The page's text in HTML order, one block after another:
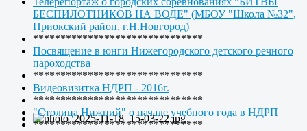
БЕСПИЛОТНИКОВ НА ВОДЕ" (МБОУ "Школа №32",
Приокский район, г.Н.Новгород)
*******************************
Посвящение в юнги Нижегородского детского речного
пароходства
*******************************
Видеовизитка НДРП - 2016г.
*******************************
"Столица Нижний" о начале учебного года в НДРП
*******************************